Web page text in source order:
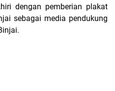
dengan pemberian plakat
sebagai media pendukung